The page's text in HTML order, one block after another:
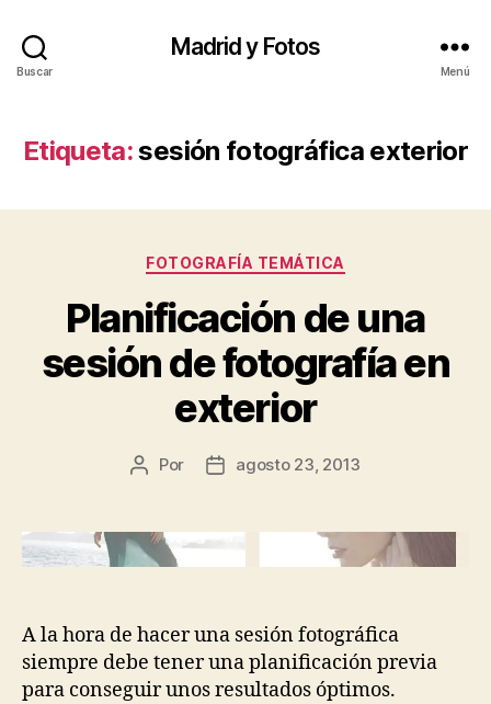
Buscar
Madrid y Fotos
Menú
Etiqueta:sesión fotográfica exterior
Categorías
FOTOGRAFÍA TEMÁTICA
Planificación de una
sesión de fotografía en
exterior
Autor
entrada
Por
Fecha
entrada
agosto 23, 2013
A la hora de hacer una sesión fotográfica
siempre debe tener una planificación previa
para conseguir unos resultados óptimos.